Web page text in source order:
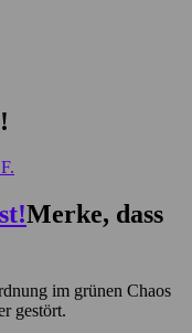
Merke, dass
im grünen Chaos
gestört.